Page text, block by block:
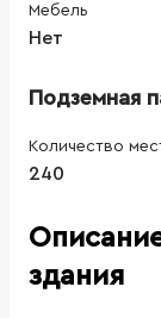
Мебель
Нет
Подземная
Количество
240
здания